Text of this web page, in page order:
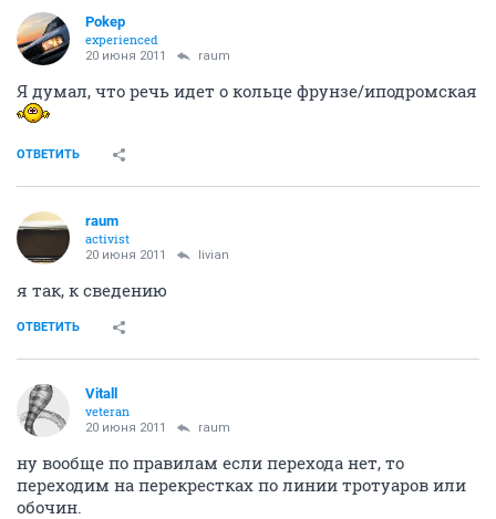
Pоkep
experienced
20 июня 2011 raum
Я думал, что речь идет о кольце фрунзе/иподромская
ОТВЕТИТЬ
raum
activist
20 июня 2011 livian
я так, к сведению
ОТВЕТИТЬ
Vitall
veteran
20 июня 2011 raum
ну вообще по правилам если перехода нет, то
переходим на перекрестках по линии тротуаров или
обочин.